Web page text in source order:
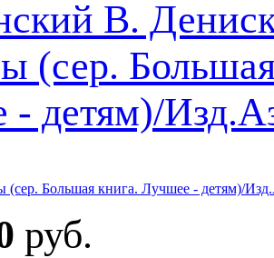
(сер. Большая книга. Лучшее - детям)/
руб.